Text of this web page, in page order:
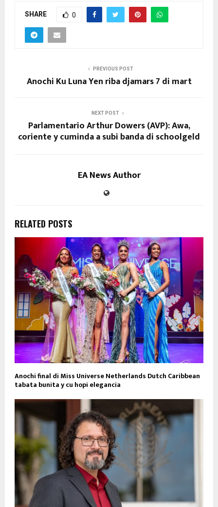
SHARE 0
PREVIOUS POST
Anochi Ku Luna Yen riba djamars 7 di mart
NEXT POST
Parlamentario Arthur Dowers (AVP): Awa,
coriente y cuminda a subi banda di schoolgeld
EA News Author
RELATED POSTS
Anochi final di Miss Universe Netherlands Dutch Caribbean
tabata bunita y cu hopi elegancia